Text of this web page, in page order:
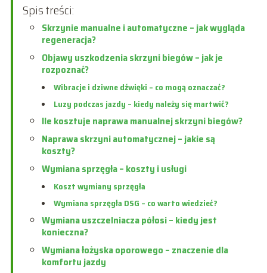
Spis treści:
Skrzynie manualne i automatyczne – jak wygląda
regeneracja?
Objawy uszkodzenia skrzyni biegów – jak je
rozpoznać?
Wibracje i dziwne dźwięki – co mogą oznaczać?
Luzy podczas jazdy – kiedy należy się martwić?
Ile kosztuje naprawa manualnej skrzyni biegów?
Naprawa skrzyni automatycznej – jakie są
koszty?
Wymiana sprzęgła – koszty i usługi
Koszt wymiany sprzęgła
Wymiana sprzęgła DSG – co warto wiedzieć?
Wymiana uszczelniacza półosi – kiedy jest
konieczna?
Wymiana łożyska oporowego – znaczenie dla
komfortu jazdy